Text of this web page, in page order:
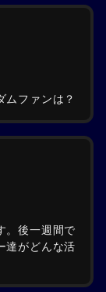
ムファンは？
。後一週間で
達がどんな活